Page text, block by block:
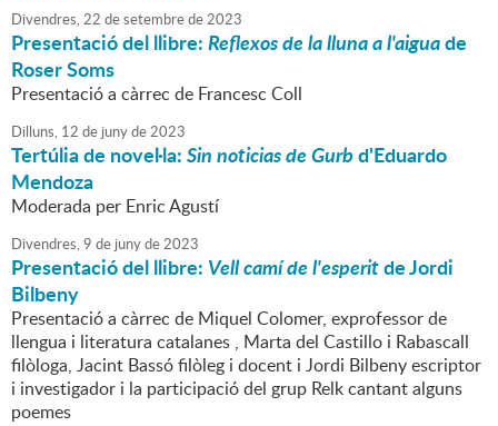
Divendres,22 desetembrede2023
Presentació del llibre:Reflexos de la lluna a l'aiguade
Roser Soms
Presentació a càrrec de Francesc Coll
Dilluns, 12 de junyde2023
Tertúlia de novel·la:Sin noticias de Gurbd'Eduardo
Mendoza
Moderada per Enric Agustí
Divendres,9 de junyde2023
Presentació del llibre: Vell camí de l'esperitde Jordi
Bilbeny
Presentació a càrrec de Miquel Colomer, exprofessor de
llengua i literatura catalanes , Marta del Castillo i Rabascall
filòloga, Jacint Bassó filòleg i docent i Jordi Bilbeny escriptor
i investigador i la participació del grup Relk cantant alguns
poemes